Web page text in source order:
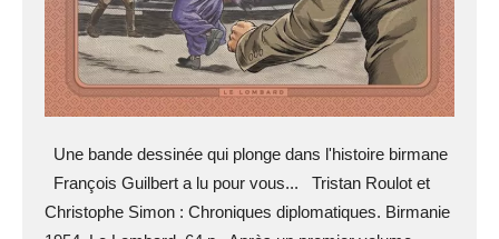
Une bande dessinée qui plonge dans l'histoire birmane
François Guilbert a lu pour vous... Tristan Roulot et
Christophe Simon : Chroniques diplomatiques. Birmanie